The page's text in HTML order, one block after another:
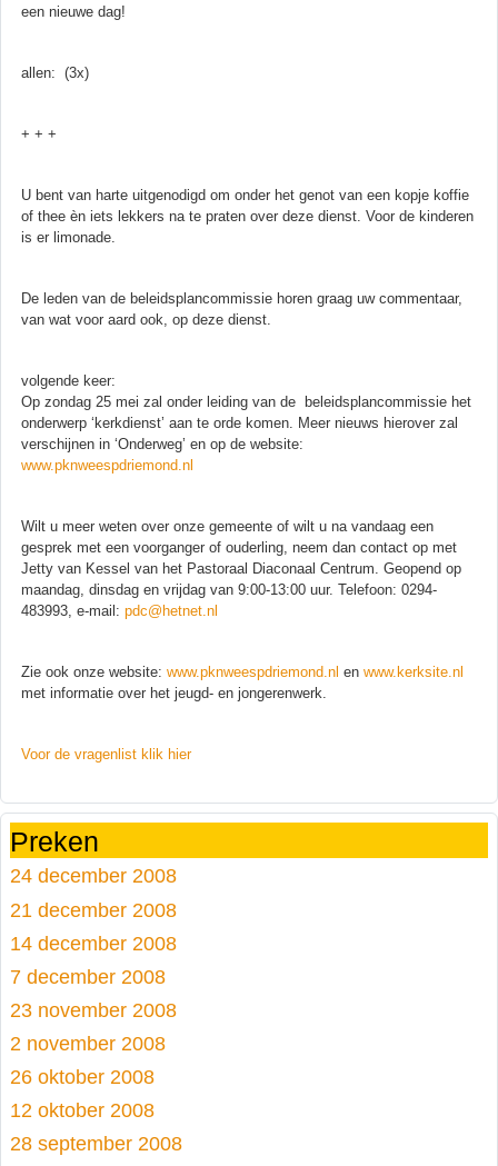
een nieuwe dag!
allen: (3x)
+ + +
U bent van harte uitgenodigd om onder het genot van een kopje koffie
of thee èn iets lekkers na te praten over deze dienst. Voor de kinderen
is er limonade.
De leden van de beleidsplancommissie horen graag uw commentaar,
van wat voor aard ook, op deze dienst.
volgende keer:
Op zondag 25 mei zal onder leiding van de beleidsplancommissie het
onderwerp ‘kerkdienst’ aan te orde komen. Meer nieuws hierover zal
verschijnen in ‘Onderweg’ en op de website:
www.pknweespdriemond.nl
Wilt u meer weten over onze gemeente of wilt u na vandaag een
gesprek met een voorganger of ouderling, neem dan contact op met
Jetty van Kessel van het Pastoraal Diaconaal Centrum. Geopend op
maandag, dinsdag en vrijdag van 9:00-13:00 uur. Telefoon: 0294-
483993, e-mail: pdc@hetnet.nl
Zie ook onze website: www.pknweespdriemond.nl en www.kerksite.nl
met informatie over het jeugd- en jongerenwerk.
Voor de vragenlist klik hier
Preken
24 december 2008
21 december 2008
14 december 2008
7 december 2008
23 november 2008
2 november 2008
26 oktober 2008
12 oktober 2008
28 september 2008